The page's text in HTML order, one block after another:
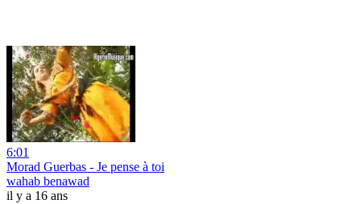
6:01
Morad Guerbas - Je pense à toi
wahab benawad
il y a 16 ans